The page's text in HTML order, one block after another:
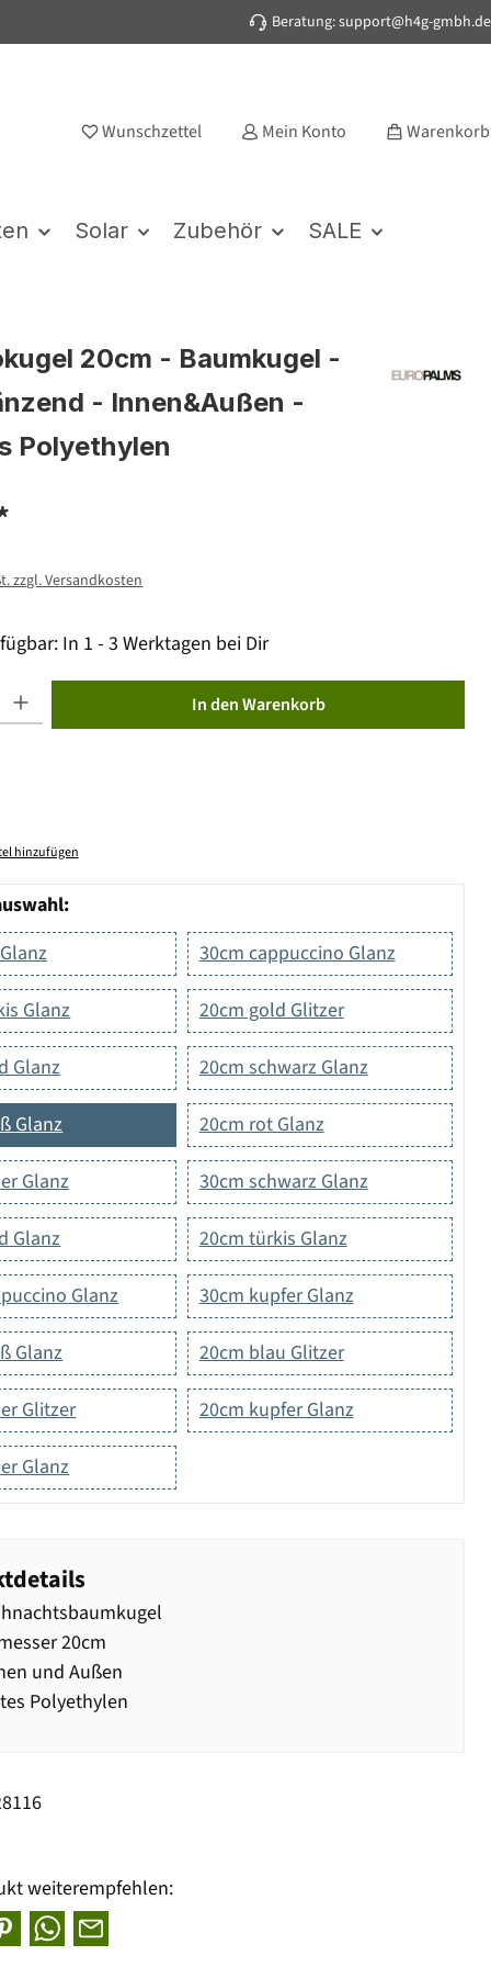
Beratung: support@h4g-gmbh.de
Wunschzettel Mein Konto Warenkorb
Solar Zubehör SALE
20cm - Baumkugel -
- Innen&Außen -
Polyethylen
zzgl. Versandkosten
In 1 - 3 Werktagen bei Dir
In den Warenkorb
hinzufügen
30cm cappuccino Glanz
Glanz 20cm gold Glitzer
Glanz 20cm schwarz Glanz
Glanz 20cm rot Glanz
Glanz 30cm schwarz Glanz
Glanz 20cm türkis Glanz
Glanz 30cm kupfer Glanz
Glanz 20cm blau Glitzer
Glitzer 20cm kupfer Glanz
Glanz
20cm
und Außen
Polyethylen
weiterempfehlen: